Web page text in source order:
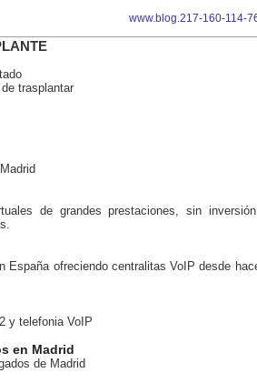
www.blog.217-160-114-
trasplantar
de grandes prestaciones, sin
España ofreciendo centralitas VoIP desde
y telefonia VoIP
en Madrid
de Madrid